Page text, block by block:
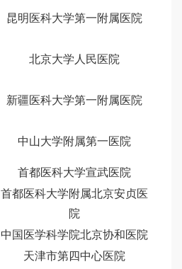
昆明医科大学第一附属医院
北京大学人民医院
新疆医科大学第一附属医院
中山大学附属第一医院
首都医科大学宣武医院
首都医科大学附属北京安贞医
院
中国医学科学院北京协和医院
天津市第四中心医院